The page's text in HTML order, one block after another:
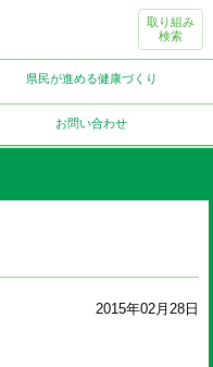
取り組み
検索
県民が進める健康づくり
お問い合わせ
2015年02月28日